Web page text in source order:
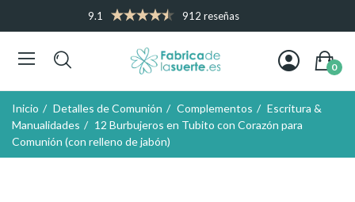
9.1 912 reseñas
0
Inicio Detalles de Comunión Complementos
Escritura &
Manualidades
12 Burbujeros en Tubito con Corazón para
Comunión (con relleno de jabón)